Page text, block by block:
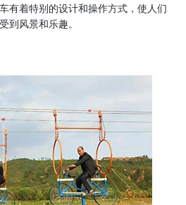
有着特别的设计和操作方式，使人们
到风景和乐趣。